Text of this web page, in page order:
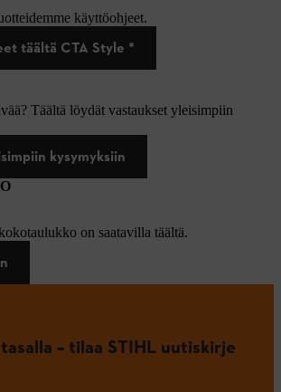
käyttöohjeet.
täältä CTA Style *
Täältä löydät vastaukset yleisimpiin
kysymyksiin
on saatavilla täältä.
– tilaa STIHL uutiskirje